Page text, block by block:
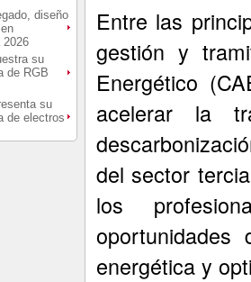
diseño
2026
su
de RGB
su
de electros
Entre las
gestión y
Energético
acelerar la
del sector
los
energética y